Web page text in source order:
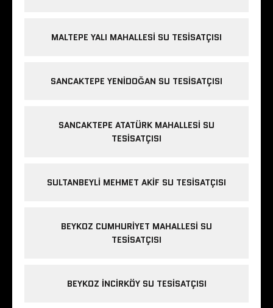
MALTEPE YALI MAHALLESI SU TESISATÇISI
SANCAKTEPE YENIDOĞAN SU TESISATÇISI
SANCAKTEPE ATATÜRK MAHALLESI SU
TESISATÇISI
SULTANBEYLI MEHMET AKIF SU TESISATÇISI
BEYKOZ CUMHURIYET MAHALLESI SU
TESISATÇISI
BEYKOZ INCIRKÖY SU TESISATÇISI